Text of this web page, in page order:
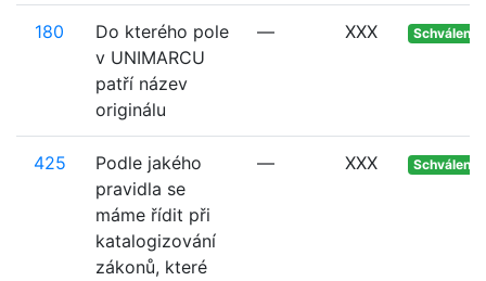
180
Do kterého pole
v UNIMARCU
patří název
originálu
— XXX Schváleno
425
Podle jakého
pravidla se
máme řídit při
katalogizování
zákonů, které
— XXX Schváleno